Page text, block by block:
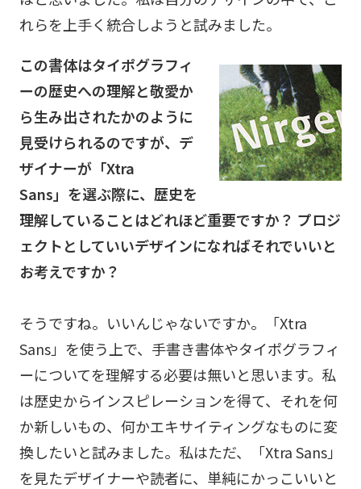
れらを上手く統合しようと試みました。
この書体はタイポグラフィ
ーの歴史への理解と敬愛か
ら生み出されたかのように
見受けられるのですが、デ
ザイナーが「Xtra
Sans」を選ぶ際に、歴史を
理解していることはどれほど重要ですか？ プロジ
ェクトとしていいデザインになればそれでいいと
お考えですか？
そうですね。いいんじゃないですか。「Xtra
Sans」を使う上で、手書き書体やタイポグラフィ
ーについてを理解する必要は無いと思います。私
は歴史からインスピレーションを得て、それを何
か新しいもの、何かエキサイティングなものに変
換したいと試みました。私はただ、「Xtra Sans」
を見たデザイナーや読者に、単純にかっこいいと